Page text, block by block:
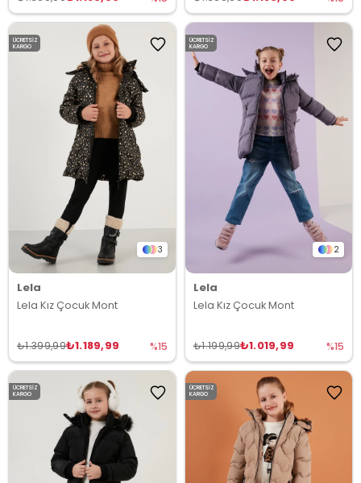
3
Lela
Lela Kız Çocuk Mont
₺1.189,99
₺1.399,99 %15
ÜCRETSIZ
KARGO
2
Lela
Lela Kız Çocuk Mont
₺1.019,99
₺1.199,99 %15
ÜCRETSIZ
KARGO
ÜCRETSIZ
KARGO
ÜCRETSIZ
KARGO